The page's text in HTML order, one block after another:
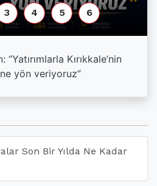
Kırıkkale’nin
yön veriyoruz”
3 4 5 6
Son Bir Yılda Ne Kadar